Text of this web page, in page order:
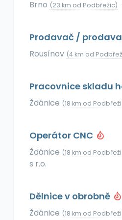
Brno (23 km od Podbřežic)
Prodavač /
Rousínov (4 km od
Pracovnice skladu
Ždánice (18 km od
Operátor CNC
Ždánice (18 km od
s r.o.
Dělnice v obrobně
Ždánice (18 km od